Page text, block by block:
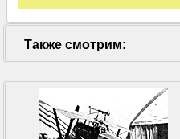
Также смотрим: